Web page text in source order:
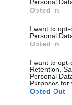
Personal
Opted In
I want to
Personal
Opted In
I want to opt-
Retention,
Personal
Purposes for
Opted Out
hogy sajnos
Ez a kötet
bántalmazott
kötettel, hogy a
egy férfi
fordul elő,
megtörténik,